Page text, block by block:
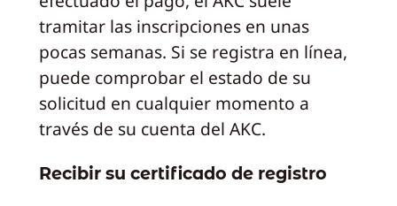
tramitar las inscripciones en unas
pocas semanas. Si se registra en línea,
puede comprobar el estado de su
solicitud en cualquier momento a
través de su cuenta del AKC.
Recibir su certificado de registro